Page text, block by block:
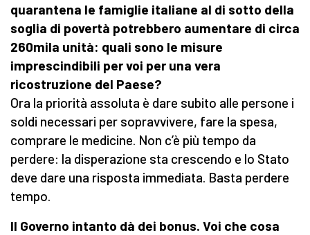
quarantena le famiglie italiane al di sotto della
soglia di povertà potrebbero aumentare di circa
260mila unità: quali sono le misure
imprescindibili per voi per una vera
ricostruzione del Paese?
Ora la priorità assoluta è dare subito alle persone i
soldi necessari per sopravvivere, fare la spesa,
comprare le medicine. Non c’è più tempo da
perdere: la disperazione sta crescendo e lo Stato
deve dare una risposta immediata. Basta perdere
tempo.
Il Governo intanto dà dei bonus. Voi che cosa